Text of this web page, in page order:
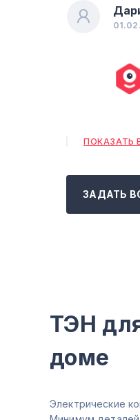
ПОКАЗАТЬ
ЗАДАТЬ
ТЭН
доме
Электрические